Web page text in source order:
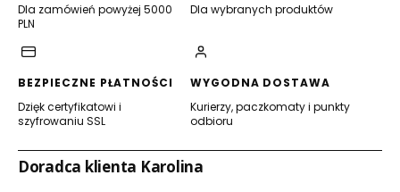
Dla zamówień powyżej 5000
PLN
Dla wybranych produktów
BEZPIECZNE PŁATNOŚCI
Dzięk certyfikatowi i
szyfrowaniu SSL
WYGODNA DOSTAWA
Kurierzy, paczkomaty i punkty
odbioru
Doradca klienta Karolina